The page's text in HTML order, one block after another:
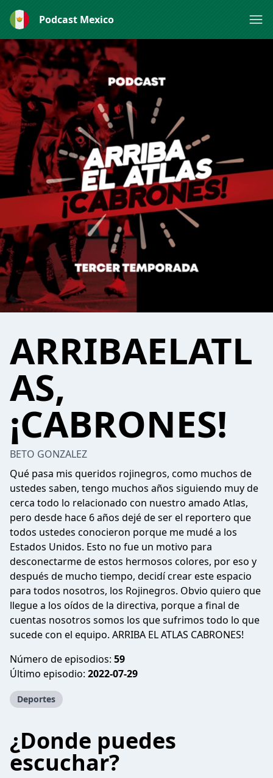
Podcast Mexico
ARRIBAELATL
AS,
¡CABRONES!
BETO GONZALEZ
Qué pasa mis queridos rojinegros, como muchos de
ustedes saben, tengo muchos años siguiendo muy de
cerca todo lo relacionado con nuestro amado Atlas,
pero desde hace 6 años dejé de ser el reportero que
todos ustedes conocieron porque me mudé a los
Estados Unidos. Esto no fue un motivo para
desconectarme de estos hermosos colores, por eso y
después de mucho tiempo, decidí crear este espacio
para todos nosotros, los Rojinegros. Obvio quiero que
llegue a los oídos de la directiva, porque a final de
cuentas nosotros somos los que sufrimos todo lo que
sucede con el equipo. ARRIBA EL ATLAS CABRONES!
Número de episodios: 59
Último episodio: 2022-07-29
Deportes
¿Donde puedes
escuchar?